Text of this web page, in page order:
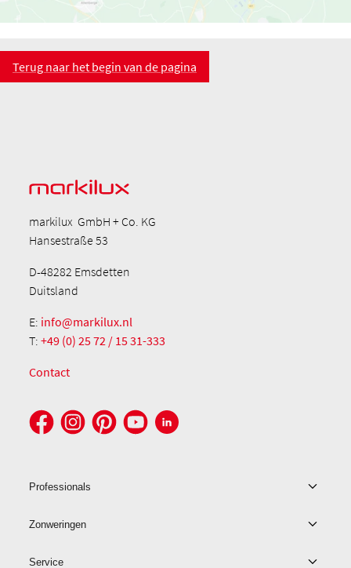
Terug naar het begin van de pagina
markilux GmbH + Co. KG
Hansestraße 53
D-48282 Emsdetten
Duitsland
E: info@markilux.nl
T:+49 (0) 25 72 / 15 31-333
Contact
Professionals
Zonweringen
Service